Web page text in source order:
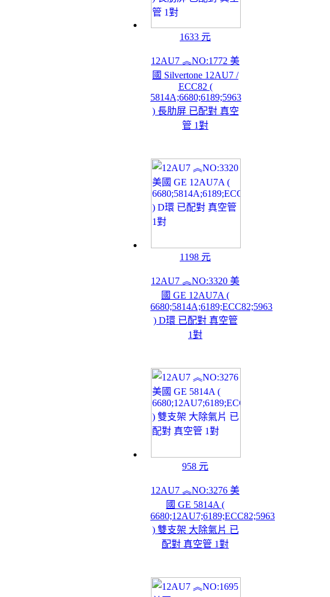
1633 元
12AU7 ︽NO:1772 美
國 Silvertone 12AU7 /
ECC82 (
5814A;6680;6189;5963
) 長肋屏 已配對 真空
管 1對
1198 元
12AU7 ︽NO:3320 美
國 GE 12AU7A (
6680;5814A;6189;ECC82;5963
) D環 已配對 真空管
1對
958 元
12AU7 ︽NO:3276 美
國 GE 5814A (
6680;12AU7;6189;ECC82;5963
) 雙支架 大除氣片 已
配對 真空管 1對